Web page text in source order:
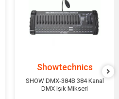
Showtechnics
SHOW DMX-384B 384 Kanal
DMX Işık Mikseri